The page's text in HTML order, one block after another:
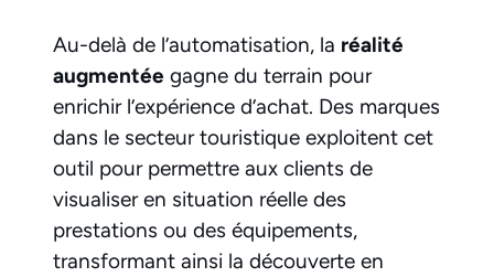
Au-delà de l’automatisation, la réalité
augmentée gagne du terrain pour
enrichir l’expérience d’achat. Des marques
dans le secteur touristique exploitent cet
outil pour permettre aux clients de
visualiser en situation réelle des
prestations ou des équipements,
transformant ainsi la découverte en